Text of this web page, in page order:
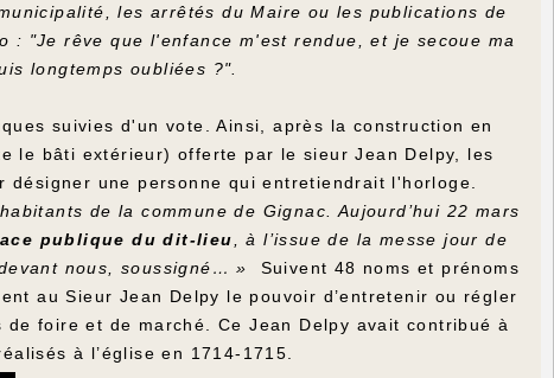
les arrêtés du Maire ou les publications de
: "Je rêve que l'enfance m'est rendue, et je secoue ma
longtemps oubliées ?".
suivies d'un vote. Ainsi, après la construction en
le bâti extérieur) offerte par le sieur Jean Delpy, les
une personne qui entretiendrait l'horloge.
de la commune de Gignac. Aujourd’hui 22 mars
publique du dit-lieu
, à l’issue de la messe jour de
nous, soussigné… »
Suivent 48 noms et prénoms
au Sieur Jean Delpy le pouvoir d’entretenir ou régler
foire et de marché. Ce Jean Delpy avait contribué à
à l’église en 1714-1715.